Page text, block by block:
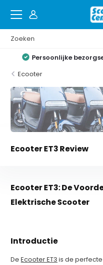
Persoonlijke
Ecooter
Ecooter ET3 Review
Ecooter ET3: De
Elektrische Scooter
Introductie
DeEcooter ET3 is de